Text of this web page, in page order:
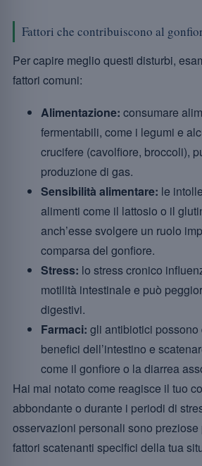
Fattori che contribuiscono al
Per capire meglio questi disturbi,
fattori comuni:
Alimentazione: consumare
fermentabili, come i legumi e
crucifere (cavolfiore, broccoli),
produzione di gas.
Sensibilità alimentare: le
alimenti come il lattosio o il
anch’esse svolgere un ruolo
comparsa del gonfiore.
Stress: lo stress cronico
motilità intestinale e può
digestivi.
Farmaci: gli antibiotici possono
benefici dell’intestino e
come il gonfiore o la diarrea
Hai mai notato come reagisce il tuo
abbondante o durante i periodi di
osservazioni personali sono
fattori scatenanti specifici della tua